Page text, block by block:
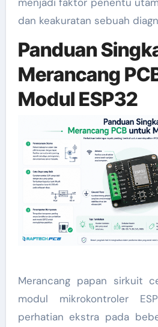
dan keakuratan sebuah
Panduan
Merancang
Modul ESP32
Merancang papan sirkuit
modul mikrokontroler
perhatian ekstra pada